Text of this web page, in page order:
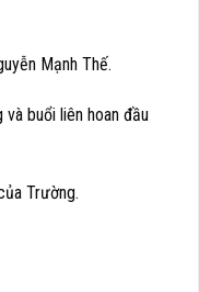
Mạnh Thế.
buổi liên hoan đầu
Trường.